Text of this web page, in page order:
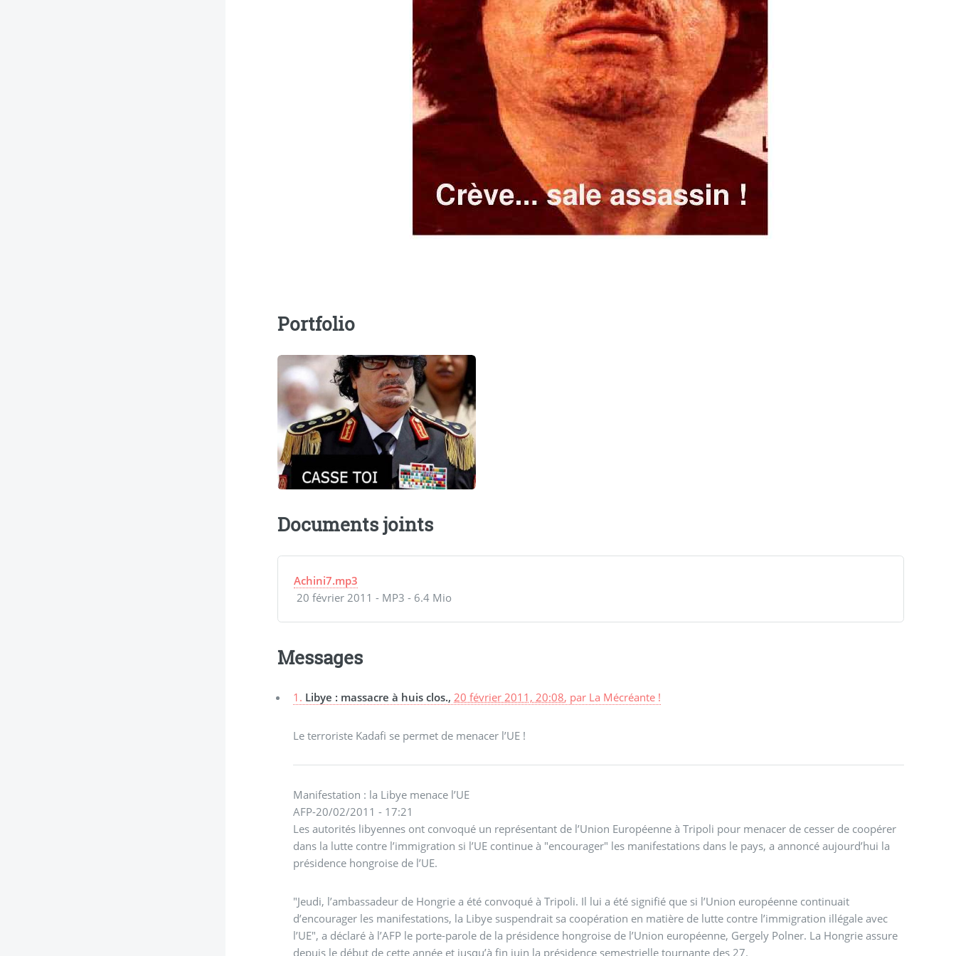
Portfolio
Documents joints
Achini7.mp3
20 février 2011 - MP3 - 6.4 Mio
Messages
1. Libye : massacre à huis clos.,20 février 2011, 20:08, par La Mécréante !
Le terroriste Kadafi se permet de menacer l’UE !
Manifestation : la Libye menace l’UE
AFP-20/02/2011 - 17:21
Les autorités libyennes ont convoqué un représentant de l’Union Européenne à Tripoli pour menacer de cesser de coopérer
dans la lutte contre l’immigration si l’UE continue à "encourager" les manifestations dans le pays, a annoncé aujourd’hui la
présidence hongroise de l’UE.
"Jeudi, l’ambassadeur de Hongrie a été convoqué à Tripoli. Il lui a été signifié que si l’Union européenne continuait
d’encourager les manifestations, la Libye suspendrait sa coopération en matière de lutte contre l’immigration illégale avec
l’UE", a déclaré à l’AFP le porte-parole de la présidence hongroise de l’Union européenne, Gergely Polner. La Hongrie assure
depuis le début de cette année et jusqu’à fin juin la présidence semestrielle tournante des 27.